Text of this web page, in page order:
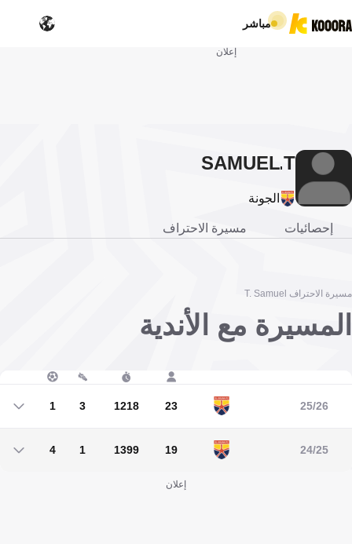
مباشر
إعلان
T.
SAMUEL
الجونة
إحصائيات مسيرة الاحتراف
مسيرة الاحتراف T. Samuel
المسيرة مع الأندية
25/26
23
1218
3
1
24/25
19
1399
1
4
إعلان